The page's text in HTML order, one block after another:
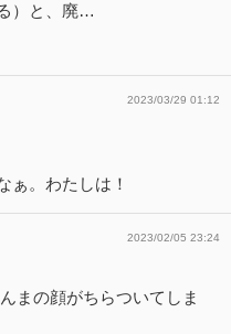
）と、廃…
2023/03/29 01:12
ぁ。わたしは！
2023/02/05 23:24
まの顔がちらついてしま